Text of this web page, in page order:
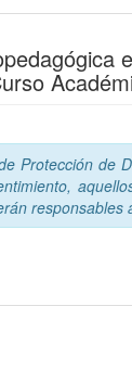
Protección de